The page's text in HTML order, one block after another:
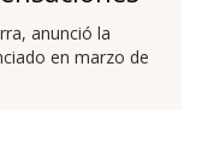
anunció la
en marzo de